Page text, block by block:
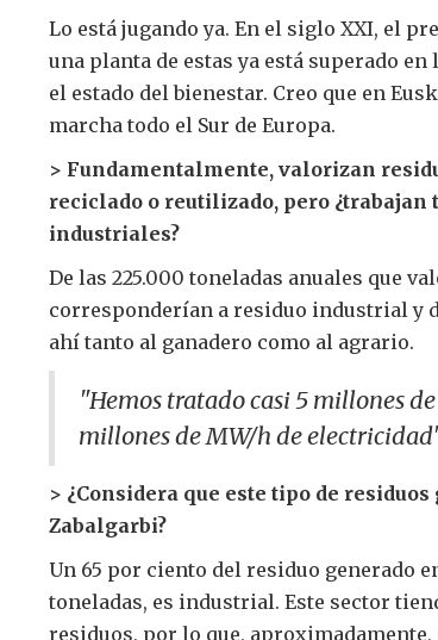
Lo está jugando ya. En el siglo XXI, el
una planta de estas ya está superado
el estado del bienestar. Creo que en
marcha todo el Sur de Europa.
> Fundamentalmente, valorizan
reciclado o reutilizado, pero ¿trabajan
industriales?
De las 225.000 toneladas anuales que
corresponderían a residuo industrial y
ahí tanto al ganadero como al agrario.
"Hemos tratado casi 5 millones
millones de MW/h de
> ¿Considera que este tipo de
Zabalgarbi?
Un 65 por ciento del residuo generado
toneladas, es industrial. Este sector
residuos, por lo que,